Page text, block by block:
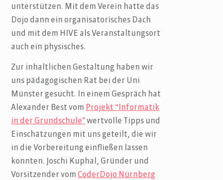
unterstützen. Mit dem Verein hatte das
Dojo dann ein organisatorisches Dach
und mit dem HIVE als Veranstaltungsort
auch ein physisches.
Zur inhaltlichen Gestaltung haben wir
uns pädagogischen Rat bei der Uni
Münster gesucht. In einem Gespräch hat
Alexander Best vom Projekt “Informatik
in der Grundschule”wertvolle Tipps und
Einschätzungen mit uns geteilt, die wir
in die Vorbereitung einfließen lassen
konnten. Joschi Kuphal, Gründer und
Vorsitzender vom CoderDojo Nürnberg